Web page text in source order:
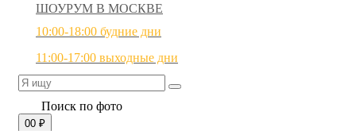
ШОУРУМ В МОСКВЕ
10:00-18:00 будние дни
11:00-17:00 выходные дни
Поиск по фото
00 ₽